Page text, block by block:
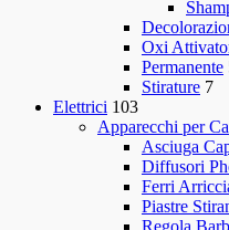
Oxi
Permanente
Stirature 7
Elettrici 103
Apparecchi per
Asciuga
Diffusori
Ferri
Piastre
Regola